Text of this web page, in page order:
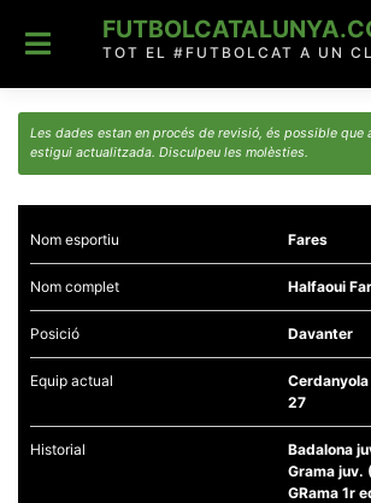
content
TOT EL #FUTBOLCAT A UN
Les dades estan en procés de revisió, és possible que
estigui actualitzada. Disculpeu les molèsties.
Nom esportiu Fares
Nom complet Halfaoui
Posició Davanter
Equip actual
27
Historial
Badalona
Grama
GRama 1r